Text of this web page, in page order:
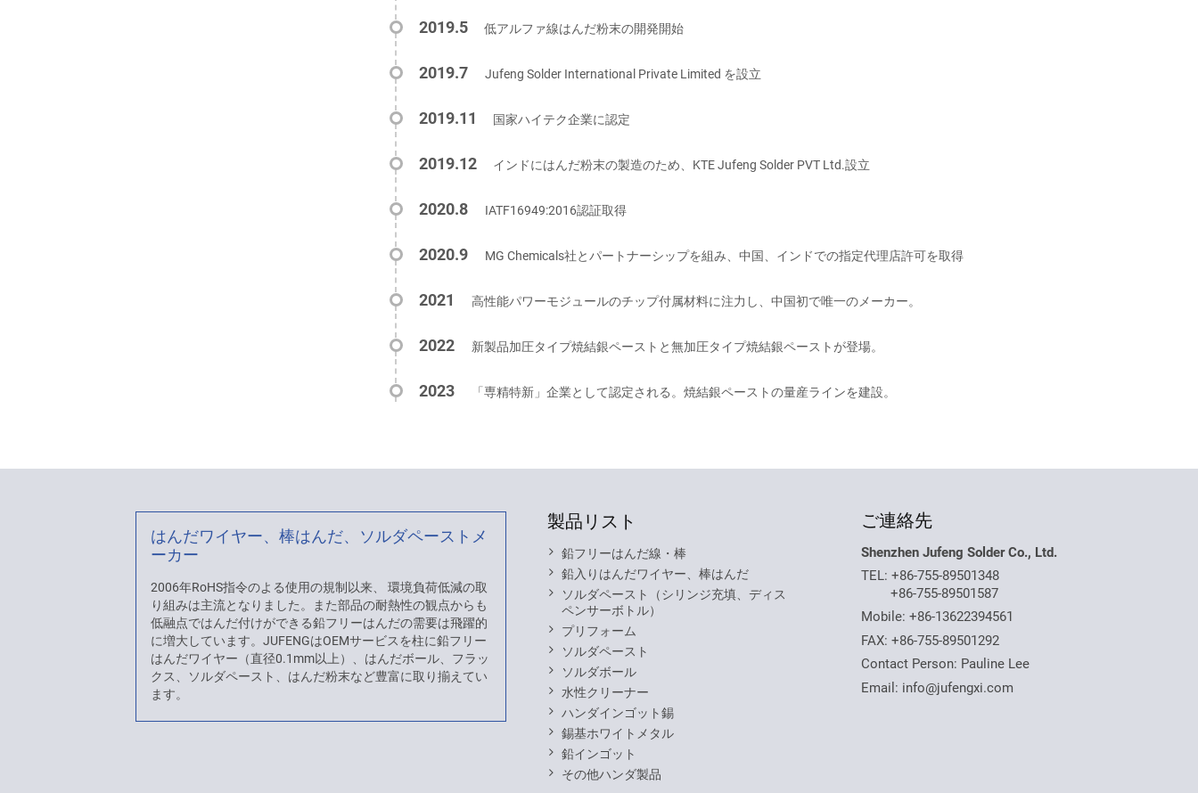
2019.5 低アルファ線はんだ粉末の開発開始
2019.7 Jufeng Solder International Private Limited を設立
2019.11 国家ハイテク企業に認定
2019.12 インドにはんだ粉末の製造のため、KTE Jufeng Solder PVT Ltd.設立
2020.8 IATF16949:2016認証取得
2020.9 MG Chemicals社とパートナーシップを組み、中国、インドでの指定代理店許可を取得
2021 高性能パワーモジュールのチップ付属材料に注力し、中国初で唯一のメーカー。
2022 新製品加圧タイプ焼結銀ペーストと無加圧タイプ焼結銀ペーストが登場。
2023 「専精特新」企業として認定される。焼結銀ペーストの量産ラインを建設。
はんだワイヤー、棒はんだ、ソルダペーストメ
ーカー
2006年RoHS指令のよる使用の規制以来、 環境負荷低減の取
り組みは主流となりました。また部品の耐熱性の観点からも
低融点ではんだ付けができる鉛フリーはんだの需要は飛躍的
に増大しています。JUFENGはOEMサービスを柱に鉛フリー
はんだワイヤー（直径0.1mm以上）、はんだボール、フラッ
クス、ソルダペースト、はんだ粉末など豊富に取り揃えてい
ます。
製品リスト
鉛フリーはんだ線・棒
鉛入りはんだワイヤー、棒はんだ
ソルダペースト（シリンジ充填、ディス
ペンサーボトル）
プリフォーム
ソルダペースト
ソルダボール
水性クリーナー
ハンダインゴット錫
錫基ホワイトメタル
鉛インゴット
その他ハンダ製品
ご連絡先
Shenzhen Jufeng Solder Co., Ltd.
TEL:+86-755-89501348
+86-755-89501587
Mobile:+86-13622394561
FAX: +86-755-89501292
Contact Person: Pauline Lee
Email: info@jufengxi.com